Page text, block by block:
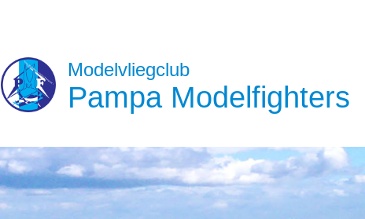
Modelvliegclub
Pampa Modelfighters